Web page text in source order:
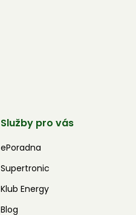
Služby pro vás
ePoradna
Supertronic
Klub Energy
Blog